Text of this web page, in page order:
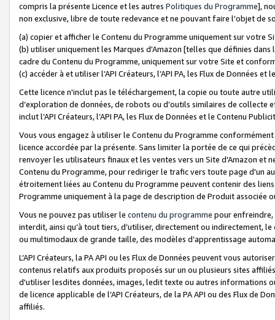
compris la présente Licence et les autres Politiques du Programme],
non exclusive, libre de toute redevance et ne pouvant faire l'objet de
(a) copier et afficher le Contenu du Programme uniquement sur votre
(b) utiliser uniquement les Marques d'Amazon [telles que définies dans
cadre du Contenu du Programme, uniquement sur votre Site et
(c) accéder à et utiliser l’API Créateurs, l’API PA, les Flux de Données
Cette licence n'inclut pas le téléchargement, la copie ou toute autre
d’exploration de données, de robots ou d’outils similaires de
inclut l’API Créateurs, l’API PA, les Flux de Données et le Contenu
Vous vous engagez à utiliser le Contenu du Programme
licence accordée par la présente. Sans limiter la portée de ce qui
renvoyer les utilisateurs finaux et les ventes vers un Site d'Amazon et
Contenu du Programme, pour rediriger le trafic vers toute page d'un
étroitement liées au Contenu du Programme peuvent contenir des
Programme uniquement à la page de description de Produit associée
Vous ne pouvez pas utiliser le contenu du programme pour
interdit, ainsi qu’à tout tiers, d’utiliser, directement ou indirectement,
ou multimodaux de grande taille, des modèles d’apprentissage
L’API Créateurs, la PA API ou les Flux de Données peuvent vous
contenus relatifs aux produits proposés sur un ou plusieurs sites
d'utiliser lesdites données, images, ledit texte ou autres informations
de licence applicable de l’API Créateurs, de la PA API ou des Flux de
affiliés.